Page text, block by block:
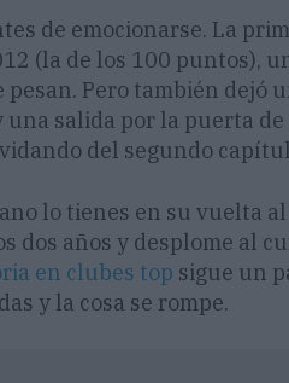
de emocionarse. La
(la de los 100 puntos),
pesan. Pero también
una salida por la puerta
del segundo
lo tienes en su vuelta
dos años y desplome al
en clubes top sigue un
y la cosa se rompe.